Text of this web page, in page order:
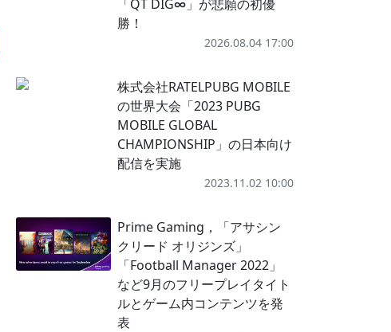
「QT DIG∞」が悲願の初優
勝！
2026.08.04 17:00
株式会社RATELPUBG MOBILE
の世界大会「2023 PUBG
MOBILE GLOBAL
CHAMPIONSHIP」の日本向け
配信を実施
2023.11.02 10:00
Prime Gaming，「アサシン
クリード オリジンズ」
「Football Manager 2022」
など9月のフリープレイタイト
ルとゲーム内コンテンツを発
表